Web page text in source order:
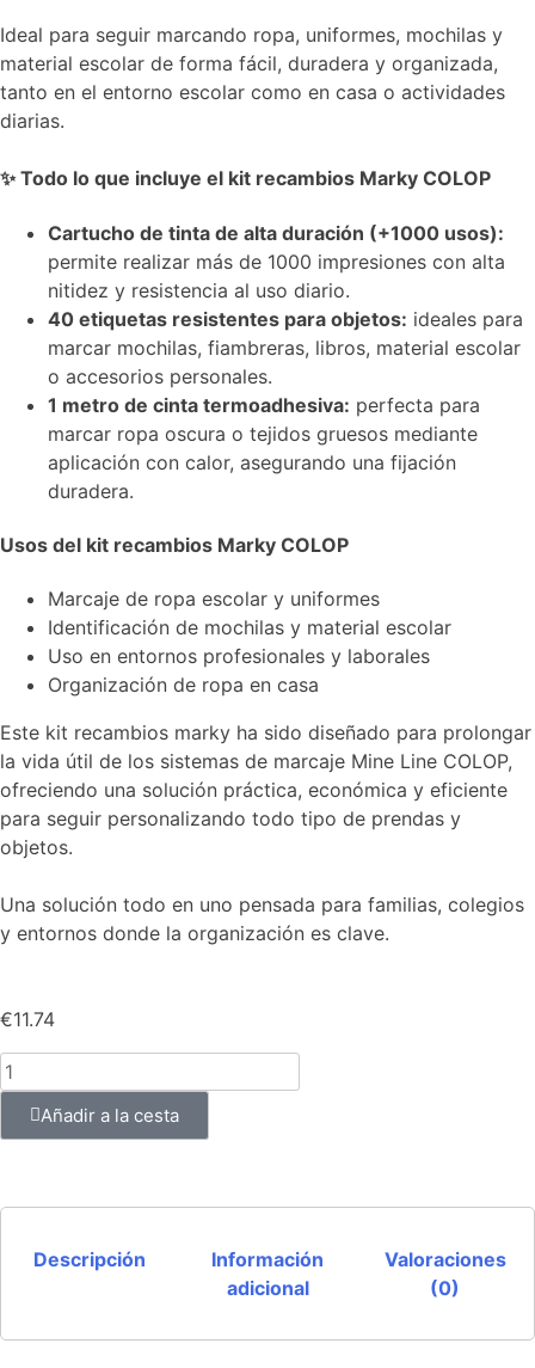
Ideal para seguir marcando ropa, uniformes, mochilas y
material escolar de forma fácil, duradera y organizada,
tanto en el entorno escolar como en casa o actividades
diarias.
✨ Todo lo que incluye el kit recambios Marky COLOP
Cartucho de tinta de alta duración (+1000 usos):
permite realizar más de 1000 impresiones con alta
nitidez y resistencia al uso diario.
40 etiquetas resistentes para objetos: ideales para
marcar mochilas, fiambreras, libros, material escolar
o accesorios personales.
1 metro de cinta termoadhesiva: perfecta para
marcar ropa oscura o tejidos gruesos mediante
aplicación con calor, asegurando una fijación
duradera.
Usos del kit recambios Marky COLOP
Marcaje de ropa escolar y uniformes
Identificación de mochilas y material escolar
Uso en entornos profesionales y laborales
Organización de ropa en casa
Este kit recambios marky ha sido diseñado para prolongar
la vida útil de los sistemas de marcaje Mine Line COLOP,
ofreciendo una solución práctica, económica y eficiente
para seguir personalizando todo tipo de prendas y
objetos.
Una solución todo en uno pensada para familias, colegios
y entornos donde la organización es clave.
€11.74
Añadir a la cesta
Descripción
Información
adicional
Valoraciones
(0)